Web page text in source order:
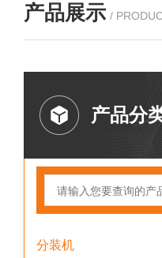
产品展示 /
产品分
分装机